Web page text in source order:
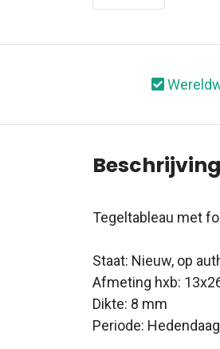
Beschrijving
Tegeltableau met
Staat: Nieuw, op
Afmeting hxb:
Dikte: 8 mm
Periode: